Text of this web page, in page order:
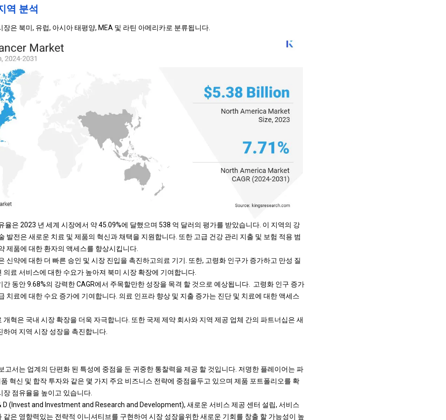
역 분석
은 북미, 유럽, 아시아 태평양, MEA 및 라틴 아메리카로 분류됩니다.
율은 2023 년 세계 시장에서 약 45.09%에 달했으며 538 억 달러의 평가를 받았습니다. 이 지역의 강
발전은 새로운 치료 및 제품의 혁신과 채택을 지원합니다. 또한 고급 건강 관리 지출 및 보험 적용 범
제품에 대한 환자의 액세스를 향상시킵니다.
신약에 대한 더 빠른 승인 및 시장 진입을 촉진하고의료 기기 . 또한, 고령화 인구가 증가하고 만성 질
의료 서비스에 대한 수요가 높아져 북미 시장 확장에 기여합니다.
간 동안 9.68%의 강력한 CAGR에서 주목할만한 성장을 목격 할 것으로 예상됩니다. 고령화 인구 증가
치료에 대한 수요 증가에 기여합니다. 의료 인프라 향상 및 지출 증가는 진단 및 치료에 대한 액세스
개혁은 국내 시장 확장을 더욱 자극합니다. 또한 국제 제약 회사와 지역 제공 업체 간의 파트너십은 새
하여 지역 시장 성장을 촉진합니다.
고서는 업계의 단편화 된 특성에 중점을 둔 귀중한 통찰력을 제공 할 것입니다. 저명한 플레이어는 파
혁신 및 합작 투자와 같은 몇 가지 주요 비즈니스 전략에 중점을두고 있으며 제품 포트폴리오를 확
장 점유율을 높이고 있습니다.
D (Invest and Investment and Research and Development), 새로운 서비스 제공 센터 설립, 서비스
같은 영향력있는 전략적 이니셔티브를 구현하여 시장 성장을위한 새로운 기회를 창출 할 가능성이 높